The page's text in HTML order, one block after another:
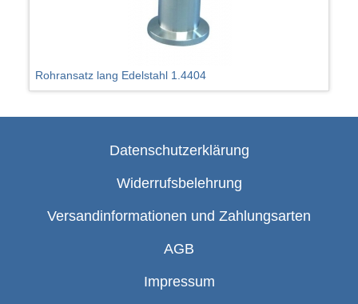
Rohransatz lang Edelstahl 1.4404
Datenschutzerklärung
Widerrufsbelehrung
Versandinformationen und Zahlungsarten
AGB
Impressum